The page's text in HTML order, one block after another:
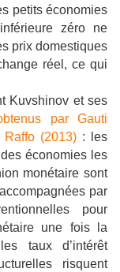
petits économies
zéro ne
prix domestiques
réel, ce qui
Kuvshinov et ses
par Gauti
Raffo (2013) : les
économies les
monétaire sont
par
pour
une fois la
taux d’intérêt
risquent